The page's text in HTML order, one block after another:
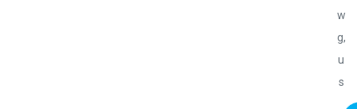
w
g,
u
s